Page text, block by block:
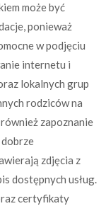
może być
ponieważ
w podjęciu
internetu i
lokalnych grup
rodziców na
zapoznanie
zdjęcia z
dostępnych usług.
certyfikaty